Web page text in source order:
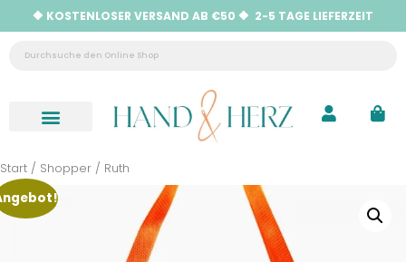
🔶 KOSTENLOSER VERSAND AB €50 🔶 2-5 TAGE LIEFERZEIT
Start / Shopper / Ruth